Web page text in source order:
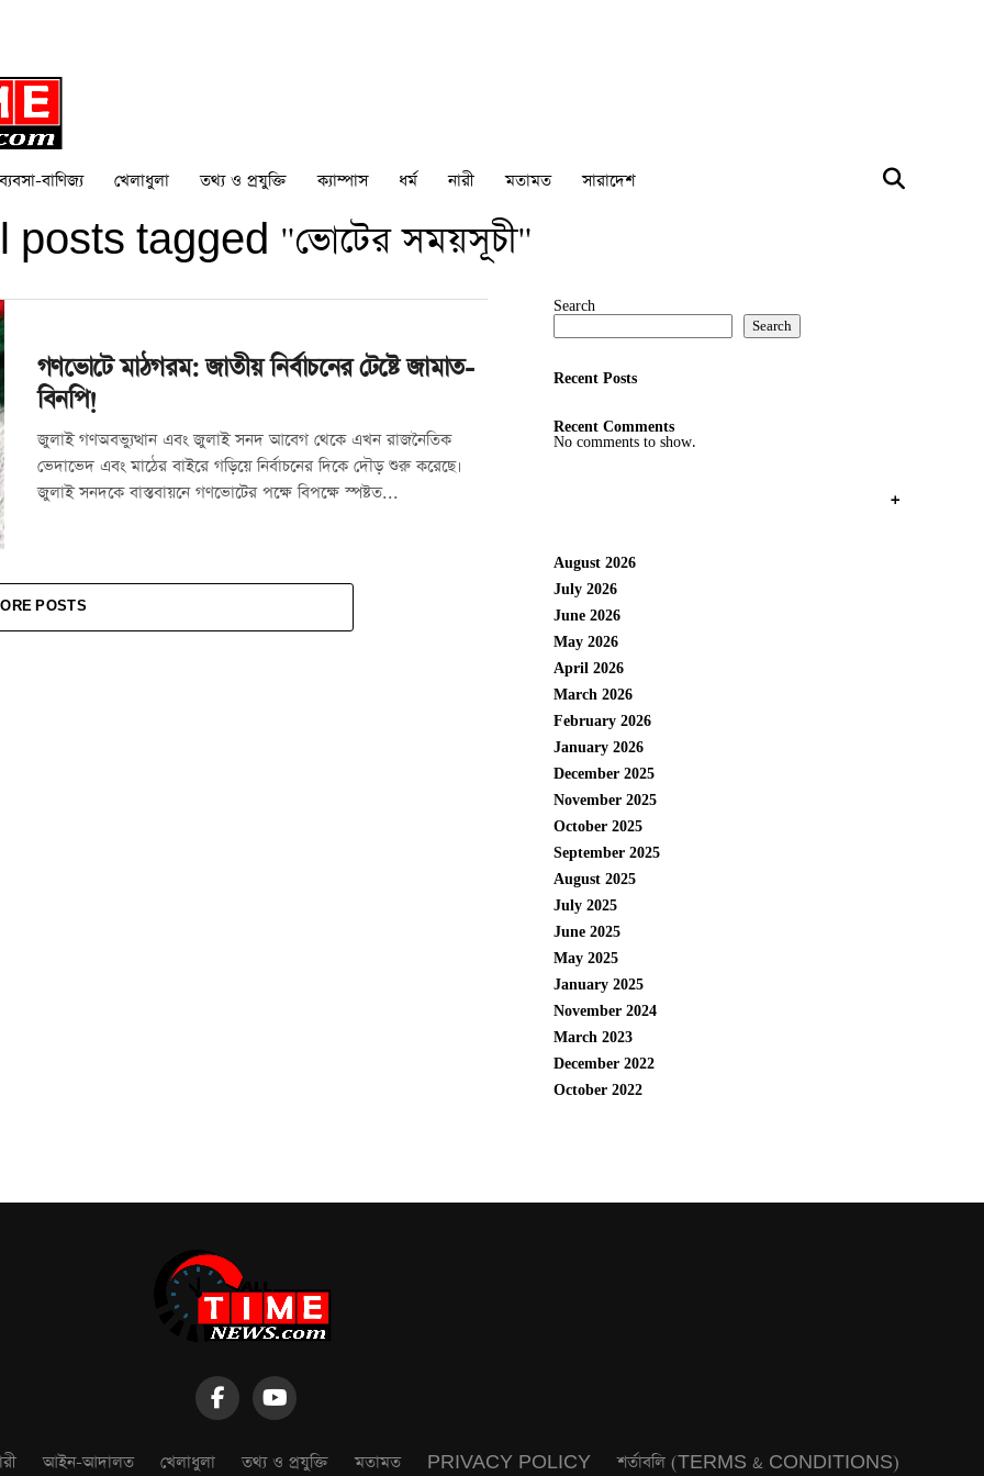
বাণিজ্য খেলাধুলা তথ্য ও প্রযুক্তি ক্যাম্পাস ধর্ম নারী মতামত সারাদেশ
posts tagged "ভোটের সময়সূচী"
গণভোটে মাঠগরম: জাতীয় নির্বাচনের টেষ্টে জামাত-
বিনপি!
জুলাই গণঅবভ্যুত্থান এবং জুলাই সনদ আবেগ থেকে এখন রাজনৈতিক
ভেদাভেদ এবং মাঠের বাইরে গড়িয়ে নির্বাচনের দিকে দৌড় শুরু করেছে।
জুলাই সনদকে বাস্তবায়নে গণভোটের পক্ষে বিপক্ষে স্পষ্টত...
POSTS
Search
Search
Recent Posts
Recent Comments
No comments to show.
+
August 2026
July 2026
June 2026
May 2026
April 2026
March 2026
February 2026
January 2026
December 2025
November 2025
October 2025
September 2025
August 2025
July 2025
June 2025
May 2025
January 2025
November 2024
March 2023
December 2022
October 2022
আইন-আদালত খেলাধুলা তথ্য ও প্রযুক্তি মতামত PRIVACY POLICY শর্তাবলি (TERMS & CONDITIONS)